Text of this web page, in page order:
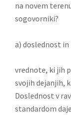
na novem
sogovorniki?
a) doslednost
vrednote, ki jih
svojih dejanjih,
Doslednost v
standardom